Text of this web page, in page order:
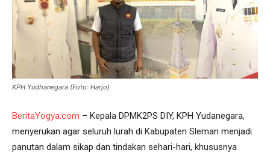
KPH Yudhanegara (Foto: Harjo)
BeritaYogya.com – Kepala DPMK2PS DIY, KPH Yudanegara,
menyerukan agar seluruh lurah di Kabupaten Sleman menjadi
panutan dalam sikap dan tindakan sehari-hari, khususnya